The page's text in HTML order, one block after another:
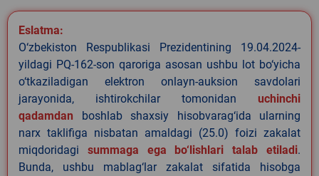
Eslatma:
O‘zbekiston Respublikasi Prezidentining 19.04.2024-
yildagi PQ-162-son qaroriga asosan ushbu lot bo‘yicha
o‘tkaziladigan elektron onlayn-auksion savdolari
jarayonida, ishtirokchilar tomonidan uchinchi
qadamdan boshlab shaxsiy hisobvarag‘ida ularning
narx taklifiga nisbatan amaldagi (25.0) foizi zakalat
miqdoridagi summaga ega bo‘lishlari talab etiladi.
Bunda, ushbu mablag‘lar zakalat sifatida hisobga